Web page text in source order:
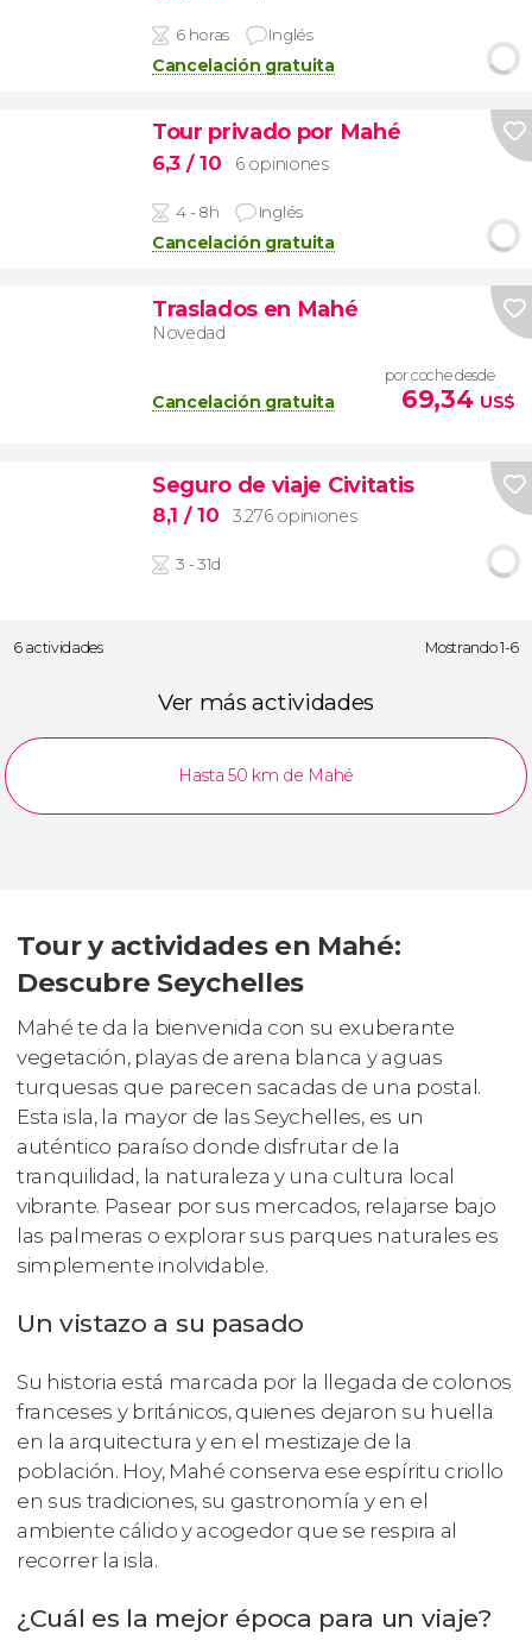
6 horas Inglés
Cancelación gratuita
Tour privado por Mahé
6,3 / 10 6 opiniones
4 - 8h Inglés
Cancelación gratuita
Traslados en Mahé
Novedad
Cancelación gratuita
por coche desde
69,34 US$
Seguro de viaje Civitatis
8,1 / 10 3.276 opiniones
3 - 31d
6 actividades Mostrando 1-6
Ver más actividades
Hasta 50 km de Mahé
Tour y actividades en Mahé:
Descubre Seychelles
Mahé te da la bienvenida con su exuberante
vegetación, playas de arena blanca y aguas
turquesas que parecen sacadas de una postal.
Esta isla, la mayor de las Seychelles, es un
auténtico paraíso donde disfrutar de la
tranquilidad, la naturaleza y una cultura local
vibrante. Pasear por sus mercados, relajarse bajo
las palmeras o explorar sus parques naturales es
simplemente inolvidable.
Un vistazo a su pasado
Su historia está marcada por la llegada de colonos
franceses y británicos, quienes dejaron su huella
en la arquitectura y en el mestizaje de la
población. Hoy, Mahé conserva ese espíritu criollo
en sus tradiciones, su gastronomía y en el
ambiente cálido y acogedor que se respira al
recorrer la isla.
¿Cuál es la mejor época para un viaje?